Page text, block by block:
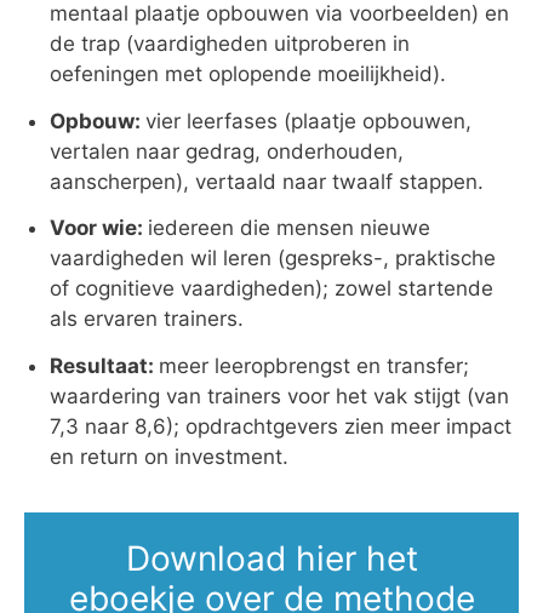
mentaal plaatje opbouwen via voorbeelden) en
de trap (vaardigheden uitproberen in
oefeningen met oplopende moeilijkheid).
Opbouw: vier leerfases (plaatje opbouwen,
vertalen naar gedrag, onderhouden,
aanscherpen), vertaald naar twaalf stappen.
Voor wie: iedereen die mensen nieuwe
vaardigheden wil leren (gespreks-, praktische
of cognitieve vaardigheden); zowel startende
als ervaren trainers.
Resultaat: meer leeropbrengst en transfer;
waardering van trainers voor het vak stijgt (van
7,3 naar 8,6); opdrachtgevers zien meer impact
en return on investment.
Download hier het
eboekje over de methode